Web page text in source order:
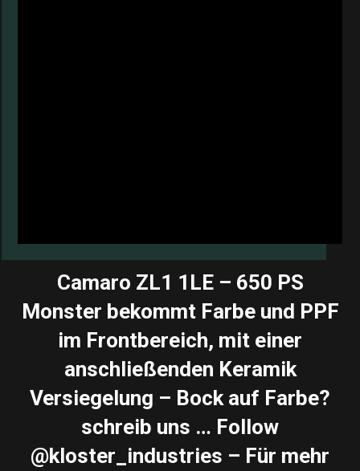
Camaro ZL1 1LE – 650 PS
Monster bekommt Farbe und PPF
im Frontbereich, mit einer
anschließenden Keramik
Versiegelung – Bock auf Farbe?
schreib uns … Follow
@kloster_industries – Für mehr